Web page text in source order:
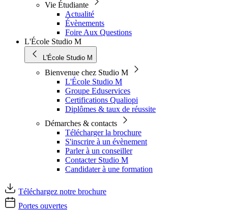
Vie Étudiante
Actualité
Évènements
Foire Aux Questions
L'École Studio M
L'École Studio M
Bienvenue chez Studio M
L'École Studio M
Groupe Eduservices
Certifications Qualiopi
Diplômes & taux de réussite
Démarches & contacts
Télécharger la brochure
S'inscrire à un évènement
Parler à un conseiller
Contacter Studio M
Candidater à une formation
Téléchargez notre brochure
Portes ouvertes